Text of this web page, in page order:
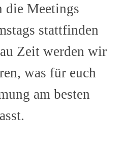
die Meetings
stattfinden
Zeit werden wir
was für euch
am besten